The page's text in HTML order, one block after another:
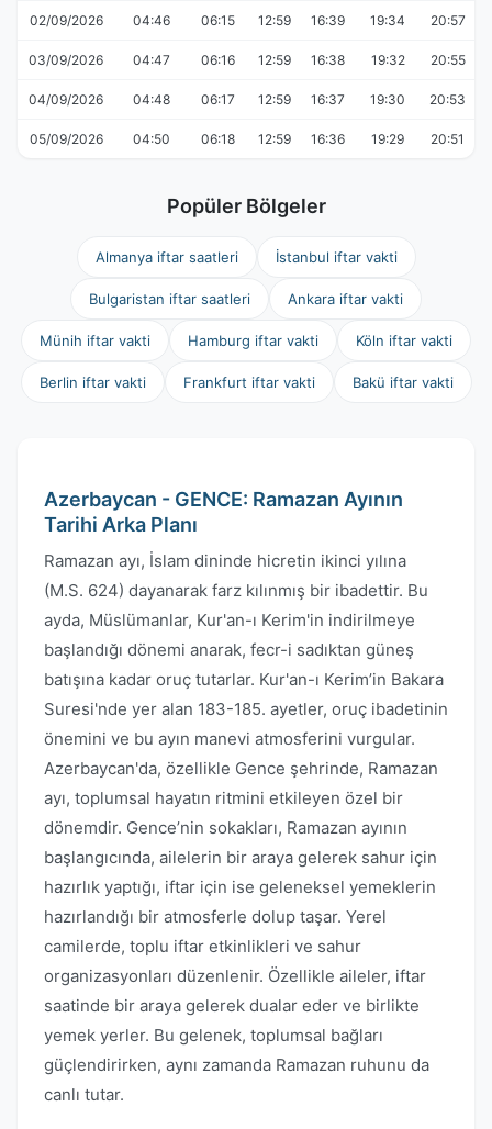
02/09/2026 04:46 06:15 12:59 16:39 19:34 20:57
03/09/2026 04:47 06:16 12:59 16:38 19:32 20:55
04/09/2026 04:48 06:17 12:59 16:37 19:30 20:53
05/09/2026 04:50 06:18 12:59 16:36 19:29 20:51
Popüler Bölgeler
Almanya iftar saatleri İstanbul iftar vakti
Bulgaristan iftar saatleri Ankara iftar vakti
Münih iftar vakti Hamburg iftar vakti Köln iftar vakti
Berlin iftar vakti Frankfurt iftar vakti Bakü iftar vakti
Azerbaycan - GENCE: Ramazan Ayının
Tarihi Arka Planı
Ramazan ayı, İslam dininde hicretin ikinci yılına
(M.S. 624) dayanarak farz kılınmış bir ibadettir. Bu
ayda, Müslümanlar, Kur'an-ı Kerim'in indirilmeye
başlandığı dönemi anarak, fecr-i sadıktan güneş
batışına kadar oruç tutarlar. Kur'an-ı Kerim’in Bakara
Suresi'nde yer alan 183-185. ayetler, oruç ibadetinin
önemini ve bu ayın manevi atmosferini vurgular.
Azerbaycan'da, özellikle Gence şehrinde, Ramazan
ayı, toplumsal hayatın ritmini etkileyen özel bir
dönemdir. Gence’nin sokakları, Ramazan ayının
başlangıcında, ailelerin bir araya gelerek sahur için
hazırlık yaptığı, iftar için ise geleneksel yemeklerin
hazırlandığı bir atmosferle dolup taşar. Yerel
camilerde, toplu iftar etkinlikleri ve sahur
organizasyonları düzenlenir. Özellikle aileler, iftar
saatinde bir araya gelerek dualar eder ve birlikte
yemek yerler. Bu gelenek, toplumsal bağları
güçlendirirken, aynı zamanda Ramazan ruhunu da
canlı tutar.